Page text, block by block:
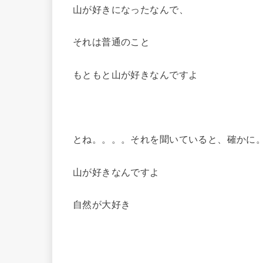
山が好きになったなんで、
それは普通のこと
もともと山が好きなんですよ
とね。。。。それを聞いていると、確かに
山が好きなんですよ
自然が大好き